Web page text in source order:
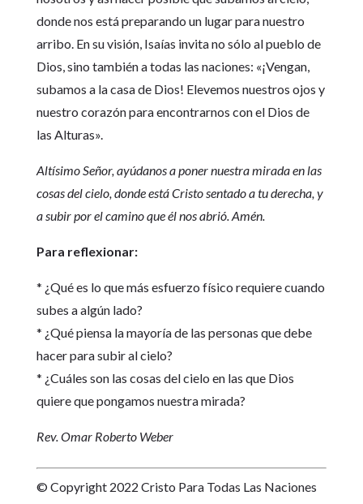
donde nos está preparando un lugar para nuestro
arribo. En su visión, Isaías invita no sólo al pueblo de
Dios, sino también a todas las naciones: «¡Vengan,
subamos a la casa de Dios! Elevemos nuestros ojos y
nuestro corazón para encontrarnos con el Dios de
las Alturas».
Altísimo Señor, ayúdanos a poner nuestra mirada en las
cosas del cielo, donde está Cristo sentado a tu derecha, y
a subir por el camino que él nos abrió. Amén.
Para reflexionar:
* ¿Qué es lo que más esfuerzo físico requiere cuando
subes a algún lado?
* ¿Qué piensa la mayoría de las personas que debe
hacer para subir al cielo?
* ¿Cuáles son las cosas del cielo en las que Dios
quiere que pongamos nuestra mirada?
Rev. Omar Roberto Weber
© Copyright 2022 Cristo Para Todas Las Naciones